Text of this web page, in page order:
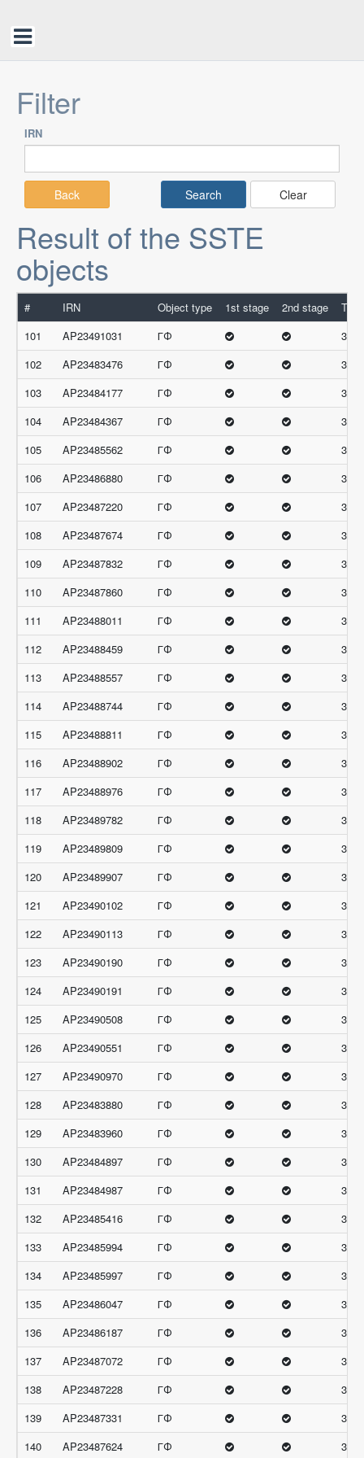
Filter
IRN
Back Clear
Result of the SSTE
objects
# IRN Object type 1st stage 2nd stage
101
AP23491031 ГФ
102
AP23483476 ГФ
33
103
AP23484177 ГФ
33
104
AP23484367 ГФ
33
105
AP23485562 ГФ
33
106
AP23486880 ГФ
33
107
AP23487220 ГФ
33
108
AP23487674 ГФ
33
109
AP23487832 ГФ
33
110
AP23487860 ГФ
33
111
AP23488011 ГФ
33
112
AP23488459 ГФ
33
113
AP23488557 ГФ
33
114
AP23488744 ГФ
33
115
AP23488811 ГФ
33
116
AP23488902 ГФ
33
117
AP23488976 ГФ
33
118
AP23489782 ГФ
33
119
AP23489809 ГФ
33
120
AP23489907 ГФ
33
121
AP23490102 ГФ
33
122
AP23490113 ГФ
33
123
AP23490190 ГФ
33
124
AP23490191 ГФ
33
125
AP23490508 ГФ
33
126
AP23490551 ГФ
33
127
AP23490970 ГФ
33
128
AP23483880 ГФ
129
AP23483960 ГФ
130
AP23484897 ГФ
131
AP23484987 ГФ
132
AP23485416 ГФ
133
AP23485994 ГФ
134
AP23485997 ГФ
135
AP23486047 ГФ
136
AP23486187 ГФ
137
AP23487072 ГФ
138
AP23487228 ГФ
139
AP23487331 ГФ
140
AP23487624 ГФ